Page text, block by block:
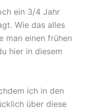
ein 3/4 Jahr
Wie das alles
man einen frühen
hier in diesem
ich in den
über diese